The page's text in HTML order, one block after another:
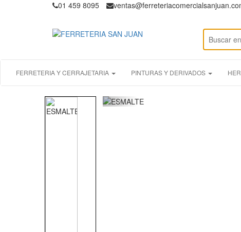
01 459 8095
FERRETERIA Y CERRAJETARIA PINTURAS Y DERIVADOS